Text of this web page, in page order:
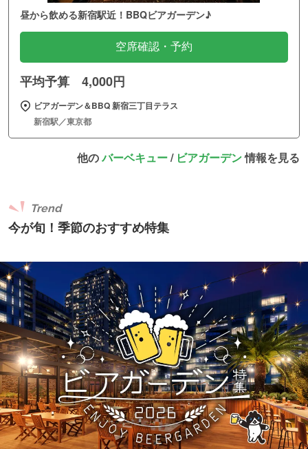
昼から飲める新宿駅近！BBQビアガーデン♪
空席確認・予約
平均予算 4,000円
ビアガーデン＆BBQ 新宿三丁目テラス
新宿駅／東京都
他のバーベキュー/ ビアガーデン情報を見る
今が旬！季節のおすすめ特集
Trend